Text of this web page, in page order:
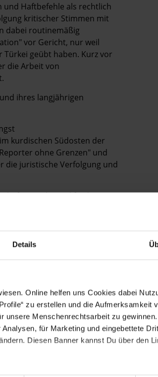
Details
Online helfen uns Cookies dabei
zu erstellen und die Aufmerksamkeit
unsere Menschenrechtsarbeit zu
für Marketing und eingebettete
Diesen Banner kannst Du über den
Haftbefehle als rechtlich
kritischer Stimmen mit
dabei routinemäßig
vor Gericht, nur weil
geübt haben. Kurz vor
die Arbeit von
ihres langjährigen
kurdischen Südosten der
ohne Grenzen" und
die juristische Verfolgung und
in Berlin und fordern Sie
DATENSCHUTZEINSTELLUNGEN